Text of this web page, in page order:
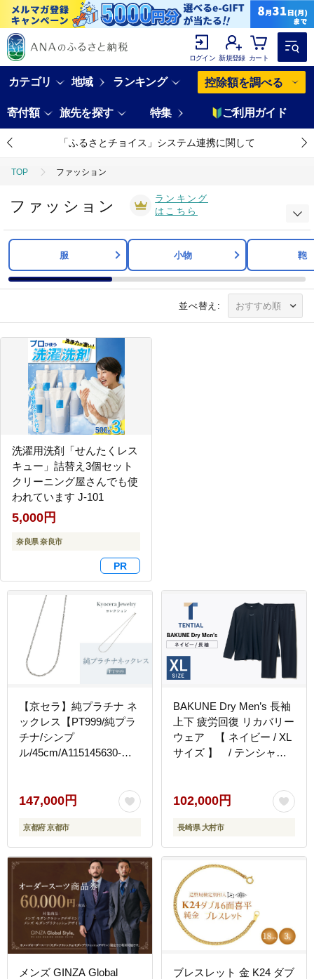
ログイン 新規登録 カート
カテゴリ 地域 ランキング 控除額を調べる
寄付額 旅先を探す 特集 ご利用ガイド
「ふるさとチョイス」システム連携に関して
TOP ファッション
ファッション
ランキング
はこちら
服 小物 鞄
並べ替え:
洗濯用洗剤「せんたくレス
キュー」詰替え3個セット
クリーニング屋さんでも使
われています J-101
5,000円
奈良県 奈良市
【京セラ】純プラチナ ネ
ックレス【PT999/純プラ
チナ/シンプ
ル/45cm/A115145630-
147,000円
京都府 京都市
BAKUNE Dry Men’s 長袖
上下 疲労回復 リカバリー
ウェア 【 ネイビー / XL
サイズ 】 / テンシャル
ェット / 大村市 / 株式会
社TENTIAL [ACAD044]
102,000円
長崎県 大村市
メンズ GINZA Global
ブレスレット 金 K24 ダブ